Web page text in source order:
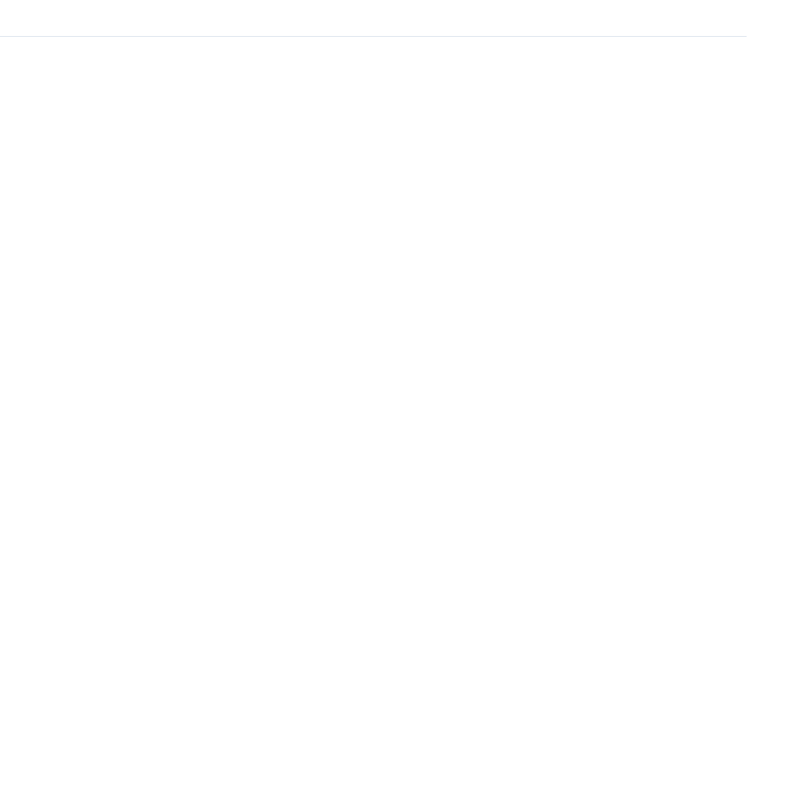
mà.
Drive và chuyển đổi thành đường dẫn tải
API Key từ Google Cloud, hệ thống sẽ tự động
thị nút tải.
Wow
link chuyên mục nguồn, hệ thống tự động cào
bạn.
tự động định dạng chuẩn SEO, gán thẻ tag,
quảng cáo (Google AdSense, MGID, Netlink…)